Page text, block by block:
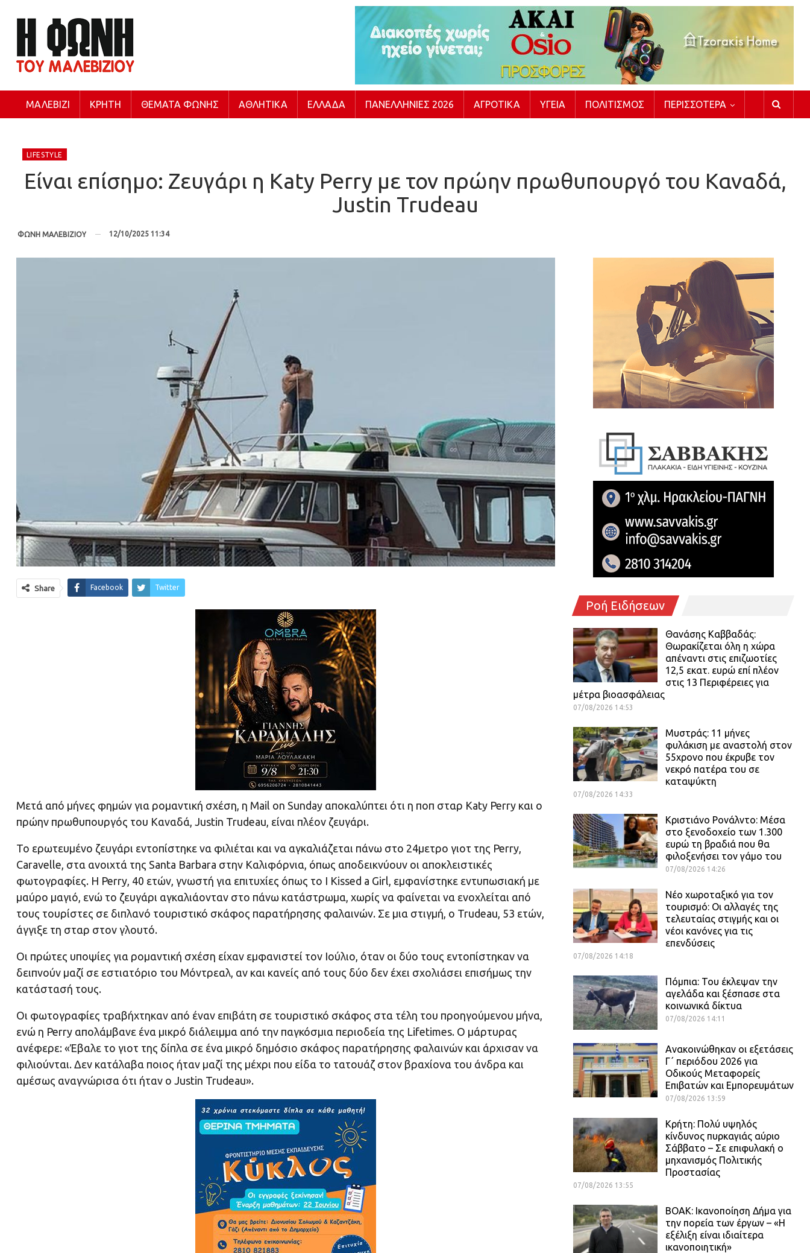
ΜΑΛΕΒΊΖΙ ΚΡΉΤΗ ΘΈΜΑΤΑ ΦΩΝΉΣ ΑΘΛΗΤΙΚΆ ΕΛΛΆΔΑ ΠΑΝΕΛΛΉΝΙΕΣ 2026 ΑΓΡΟΤΙΚΆ ΥΓΕΊΑ ΠΟΛΙΤΙΣΜΌΣ ΠΕΡΙΣΣΌΤΕΡΑ
LIFESTYLE
Είναι επίσημο: Ζευγάρι η Katy Perry με τον πρώην πρωθυπουργό του Καναδά,
Justin Trudeau
ΦΩΝΗ ΜΑΛΕΒΙΖΙΟΥ 12/10/2025 11:34
Share Facebook Twitter
Μετά από μήνες φημών για ρομαντική σχέση, η Mail on Sunday αποκαλύπτει ότι η ποπ σταρ Katy Perry και ο
πρώην πρωθυπουργός του Καναδά, Justin Trudeau, είναι πλέον ζευγάρι.
Το ερωτευμένο ζευγάρι εντοπίστηκε να φιλιέται και να αγκαλιάζεται πάνω στο 24μετρο γιοτ της Perry,
Caravelle, στα ανοιχτά της Santa Barbara στην Καλιφόρνια, όπως αποδεικνύουν οι αποκλειστικές
φωτογραφίες. Η Perry, 40 ετών, γνωστή για επιτυχίες όπως το I Kissed a Girl, εμφανίστηκε εντυπωσιακή με
μαύρο μαγιό, ενώ το ζευγάρι αγκαλιάονταν στο πάνω κατάστρωμα, χωρίς να φαίνεται να ενοχλείται από
τους τουρίστες σε διπλανό τουριστικό σκάφος παρατήρησης φαλαινών. Σε μια στιγμή, ο Trudeau, 53 ετών,
άγγιξε τη σταρ στον γλουτό.
Οι πρώτες υποψίες για ρομαντική σχέση είχαν εμφανιστεί τον Ιούλιο, όταν οι δύο τους εντοπίστηκαν να
δειπνούν μαζί σε εστιατόριο του Μόντρεαλ, αν και κανείς από τους δύο δεν έχει σχολιάσει επισήμως την
κατάστασή τους.
Οι φωτογραφίες τραβήχτηκαν από έναν επιβάτη σε τουριστικό σκάφος στα τέλη του προηγούμενου μήνα,
ενώ η Perry απολάμβανε ένα μικρό διάλειμμα από την παγκόσμια περιοδεία της Lifetimes. Ο μάρτυρας
ανέφερε: «Έβαλε το γιοτ της δίπλα σε ένα μικρό δημόσιο σκάφος παρατήρησης φαλαινών και άρχισαν να
φιλιούνται. Δεν κατάλαβα ποιος ήταν μαζί της μέχρι που είδα το τατουάζ στον βραχίονα του άνδρα και
αμέσως αναγνώρισα ότι ήταν ο Justin Trudeau».
Ροή Ειδήσεων
Θανάσης Καββαδάς:
Θωρακίζεται όλη η χώρα
απέναντι στις επιζωοτίες
12,5 εκατ. ευρώ επί πλέον
στις 13 Περιφέρειες για
μέτρα βιοασφάλειας
07/08/2026 14:53
Μυστράς: 11 μήνες
φυλάκιση με αναστολή στον
55χρονο που έκρυβε τον
νεκρό πατέρα του σε
καταψύκτη
07/08/2026 14:33
Κριστιάνο Ρονάλντο: Μέσα
στο ξενοδοχείο των 1.300
ευρώ τη βραδιά που θα
φιλοξενήσει τον γάμο του
07/08/2026 14:26
Νέο χωροταξικό για τον
τουρισμό: Οι αλλαγές της
τελευταίας στιγμής και οι
νέοι κανόνες για τις
επενδύσεις
07/08/2026 14:18
Πόμπια: Του έκλεψαν την
αγελάδα και ξέσπασε στα
κοινωνικά δίκτυα
07/08/2026 14:11
Ανακοινώθηκαν οι εξετάσεις
Γ΄ περιόδου 2026 για
Οδικούς Μεταφορείς
Επιβατών και Εμπορευμάτων
07/08/2026 13:59
Κρήτη: Πολύ υψηλός
κίνδυνος πυρκαγιάς αύριο
Σάββατο – Σε επιφυλακή ο
μηχανισμός Πολιτικής
Προστασίας
07/08/2026 13:55
ΒΟΑΚ: Ικανοποίηση Δήμα για
την πορεία των έργων – «Η
εξέλιξη είναι ιδιαίτερα
ικανοποιητική»